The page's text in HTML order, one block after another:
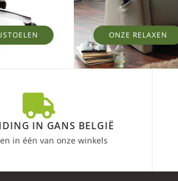
ONZE RELAXEN
IN GANS BELGIË
in één van onze winkels